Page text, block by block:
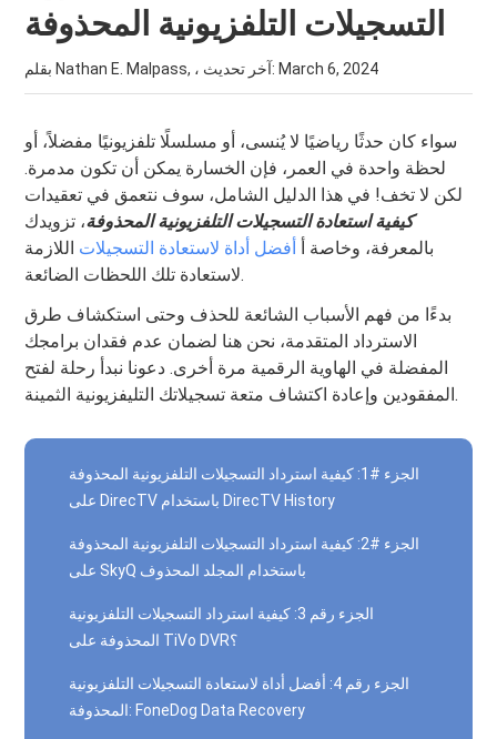
التسجيلات التلفزيونية المحذوفة
بقلم Nathan E. Malpass, ، آخر تحديث: March 6, 2024
سواء كان حدثًا رياضيًا لا يُنسى، أو مسلسلًا تلفزيونيًا مفضلاً، أو
لحظة واحدة في العمر، فإن الخسارة يمكن أن تكون مدمرة.
لكن لا تخف! في هذا الدليل الشامل، سوف نتعمق في تعقيدات
كيفية استعادة التسجيلات التلفزيونية المحذوفة، تزويدك
بالمعرفة، وخاصة أ أفضل أداة لاستعادة التسجيلات اللازمة
لاستعادة تلك اللحظات الضائعة.
بدءًا من فهم الأسباب الشائعة للحذف وحتى استكشاف طرق
الاسترداد المتقدمة، نحن هنا لضمان عدم فقدان برامجك
المفضلة في الهاوية الرقمية مرة أخرى. دعونا نبدأ رحلة لفتح
المفقودين وإعادة اكتشاف متعة تسجيلاتك التليفزيونية الثمينة.
الجزء #1: كيفية استرداد التسجيلات التلفزيونية المحذوفة
على DirecTV باستخدام DirecTV History
الجزء #2: كيفية استرداد التسجيلات التلفزيونية المحذوفة
على SkyQ باستخدام المجلد المحذوف
الجزء رقم 3: كيفية استرداد التسجيلات التلفزيونية
المحذوفة على TiVo DVR؟
الجزء رقم 4: أفضل أداة لاستعادة التسجيلات التلفزيونية
المحذوفة: FoneDog Data Recovery